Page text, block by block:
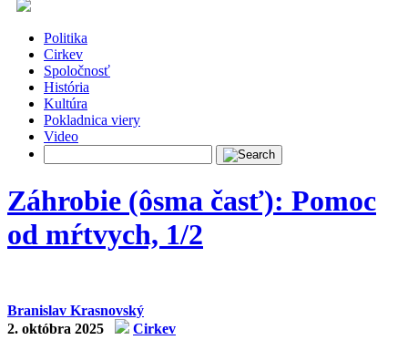
Politika
Cirkev
Spoločnosť
História
Kultúra
Pokladnica viery
Video
Záhrobie (ôsma časť): Pomoc
od mŕtvych, 1/2
Branislav Krasnovský
2. októbra 2025
Cirkev